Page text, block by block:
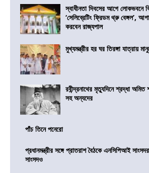
স্বাধীনতা দিবসের আগে লোকভবনে
‘সেলিব্রেটিং ফ্রিডম থ্রু বেঙ্গল’,
করবেন রাজ্যপাল
মুখ্যমন্ত্রীর হর ঘর তিরঙ্গা যাত্রায়
রবীন্দ্রনাথের মৃত্যুদিনে শ্রদ্ধা
সহ অন্যদের
পাঁচ তিনে পনেরো
প্রধানমন্ত্রীর সঙ্গে প্রাতরাশ বৈঠকে এনসিপিআই
সাংসদও